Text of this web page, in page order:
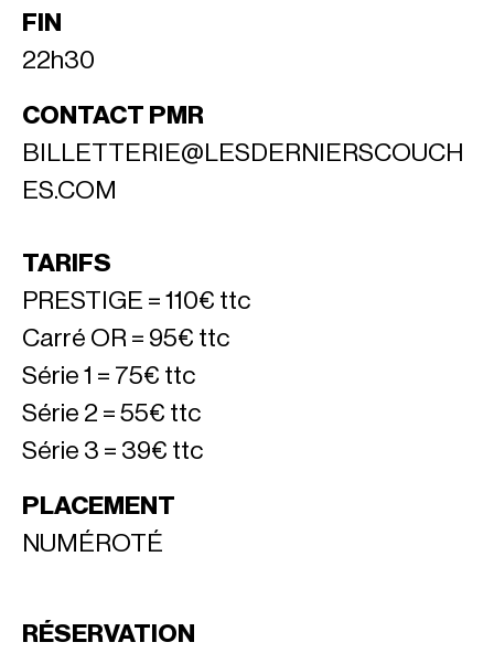
FIN
22h30
CONTACT PMR
BILLETTERIE@LESDERNIERSCOUCH
ES.COM
TARIFS
PRESTIGE = 110€ ttc
Carré OR = 95€ ttc
Série 1 = 75€ ttc
Série 2 = 55€ ttc
Série 3 = 39€ ttc
PLACEMENT
NUMÉROTÉ
RÉSERVATION